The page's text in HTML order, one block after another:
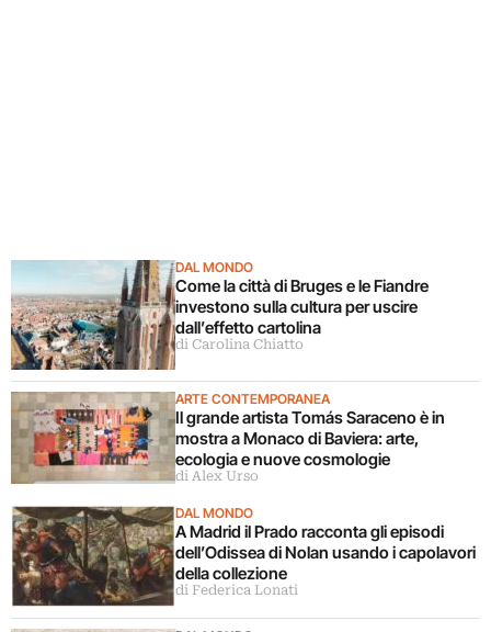
DAL MONDO
Come la città di Bruges e le Fiandre
investono sulla cultura per uscire
dall’effetto cartolina
di Carolina Chiatto
ARTE CONTEMPORANEA
Il grande artista Tomás Saraceno è in
mostra a Monaco di Baviera: arte,
ecologia e nuove cosmologie
di Alex Urso
DAL MONDO
A Madrid il Prado racconta gli episodi
dell’Odissea di Nolan usando i capolavori
della collezione
di Federica Lonati